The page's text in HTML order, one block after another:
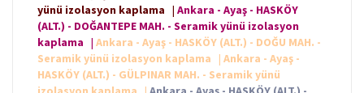
yünü izolasyon kaplama | Ankara - Ayaş - HASKÖY
(ALT.) - DOĞANTEPE MAH. - Seramik yünü izolasyon
kaplama | Ankara - Ayaş - HASKÖY (ALT.) - DOĞU MAH. -
Seramik yünü izolasyon kaplama
| Ankara - Ayaş -
HASKÖY (ALT.) - GÜLPINAR MAH. - Seramik yünü